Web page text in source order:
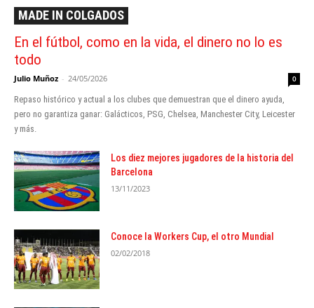
MADE IN COLGADOS
En el fútbol, como en la vida, el dinero no lo es
todo
Julio Muñoz - 24/05/2026 0
Repaso histórico y actual a los clubes que demuestran que el dinero ayuda,
pero no garantiza ganar: Galácticos, PSG, Chelsea, Manchester City, Leicester
y más.
Los diez mejores jugadores de la historia del
Barcelona
13/11/2023
Conoce la Workers Cup, el otro Mundial
02/02/2018